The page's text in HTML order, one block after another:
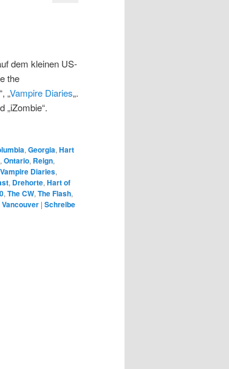
dem kleinen US-
the
„Vampire Diaries„.
„iZombie“.
, Georgia, Hart
, Ontario, Reign,
Vampire Diaries,
, Drehorte, Hart of
, The CW, The Flash,
Vancouver | Schreibe